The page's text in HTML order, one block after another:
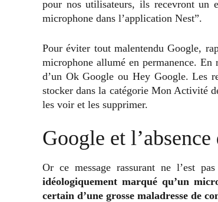
pour nos utilisateurs, ils recevront un
microphone dans l’application Nest”.
Pour éviter tout malentendu Google,
microphone allumé en permanence. En
d’un Ok Google ou Hey Google. Les
stocker dans la catégorie Mon Activité
les voir et les supprimer.
Google et
Or ce message rassurant ne l’est
idéologiquement marqué qu’un
certain d’une grosse maladresse de